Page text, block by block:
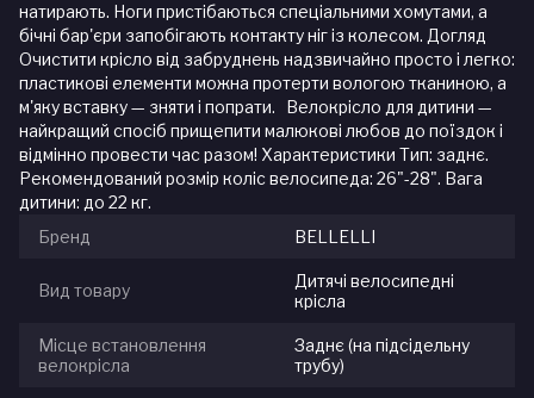
натирають. Ноги пристібаються спеціальними хомутами, а
бічні бар'єри запобігають контакту ніг із колесом. Догляд
Очистити крісло від забруднень надзвичайно просто і легко:
пластикові елементи можна протерти вологою тканиною, а
м'яку вставку — зняти і попрати. Велокрісло для дитини —
найкращий спосіб прищепити малюкові любов до поїздок і
відмінно провести час разом! Характеристики Тип: заднє.
Рекомендований розмір коліс велосипеда: 26"-28". Вага
дитини: до 22 кг.
Бренд
BELLELLI
Вид товару
Дитячі велосипедні
крісла
Місце встановлення
велокрісла
Заднє (на підсідельну
трубу)